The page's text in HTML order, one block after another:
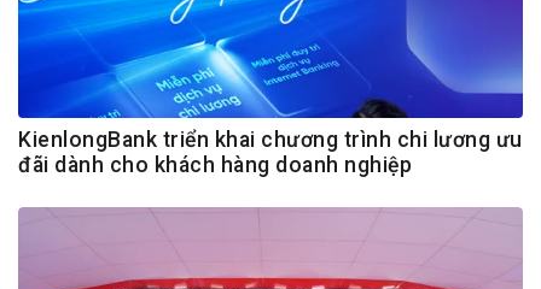
KienlongBank triển khai chương trình chi lương ưu
đãi dành cho khách hàng doanh nghiệp